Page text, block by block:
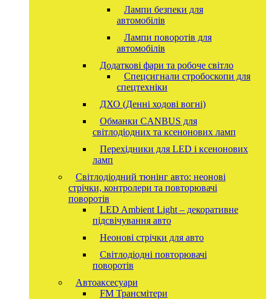
Лампи безпеки для
автомобілів
Лампи поворотів для
автомобілів
Додаткові фари та робоче світло
Спецсигнали стробоскопи для
спецтехніки
ДХО (Денні ходові вогні)
Обманки CANBUS для
світлодіодних та ксенонових ламп
Перехідники для LED і ксенонових
ламп
Світлодіодний тюнінг авто: неонові
стрічки, контролери та повторювачі
поворотів
LED Ambient Light – декоративне
підсвічування авто
Неонові стрічки для авто
Світлодіодні повторювачі
поворотів
Автоаксесуари
FM Трансмітери